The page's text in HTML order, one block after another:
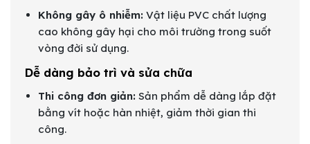
Không gây ô nhiễm: Vật liệu PVC chất lượng
cao không gây hại cho môi trường trong suốt
vòng đời sử dụng.
Dễ dàng bảo trì và sửa chữa
Thi công đơn giản: Sản phẩm dễ dàng lắp đặt
bằng vít hoặc hàn nhiệt, giảm thời gian thi
công.